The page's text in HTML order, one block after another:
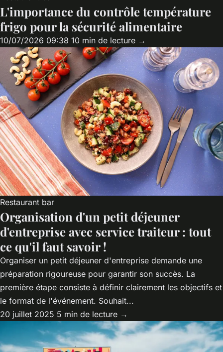
L'importance du contrôle température
frigo pour la sécurité alimentaire
10/07/2026 09:38 10 min de lecture →
Restaurant bar
Organisation d'un petit déjeuner
d'entreprise avec service traiteur : tout
ce qu'il faut savoir !
Organiser un petit déjeuner d'entreprise demande une
préparation rigoureuse pour garantir son succès. La
première étape consiste à définir clairement les objectifs et
le format de l'événement. Souhait...
20 juillet 2025 5 min de lecture →